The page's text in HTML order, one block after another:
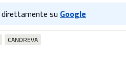
direttamente su Google
CANDREVA